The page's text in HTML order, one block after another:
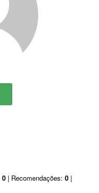
0 | Recomendações: 0 |